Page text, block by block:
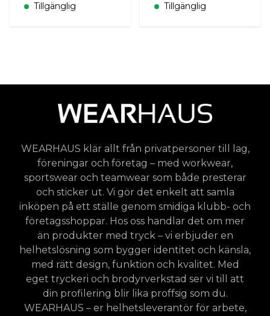
Tillgänglig Tillgänglig
WEARHAUS klär allt från privatpersoner till lag,
föreningar och företag – med workwear,
sportswear och teamwear som både presterar
och sticker ut. Vi gör det enkelt att samla
inköpen på ett ställe genom smidiga klubb- och
företagsshoppar. Hos oss handlar det om mer
än produkter med tryck – vi erbjuder en
helhetslösning som bygger identitet och känsla,
med rätt design, funktion och kvalitet. Med
eget tryckeri och brodyrverkstad ser vi till att
din profilering blir lika proffsig som du.
WEARHAUS – er helhetsleverantör för arbete,